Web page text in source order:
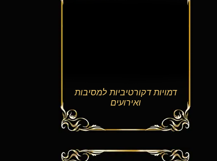
דמויות דקורטיביות למסיבות
ואירועים